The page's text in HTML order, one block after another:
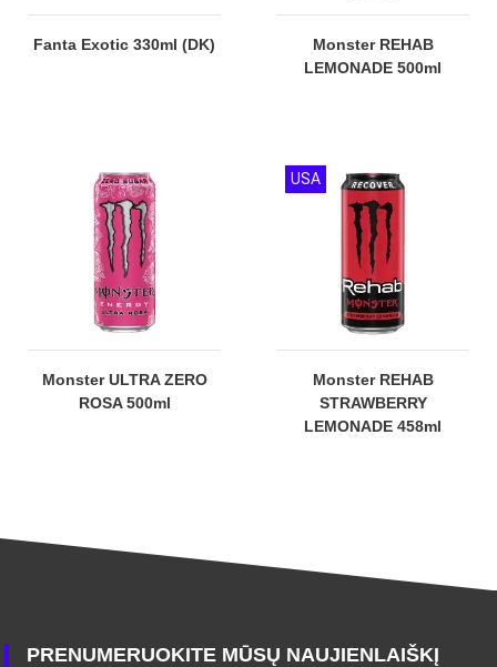
Fanta Exotic 330ml (DK)
Monster REHAB
LEMONADE 500ml
Monster ULTRA ZERO
ROSA 500ml
Monster REHAB
STRAWBERRY
LEMONADE 458ml
USA
PRENUMERUOKITE MŪSŲ NAUJIENLAIŠKĮ